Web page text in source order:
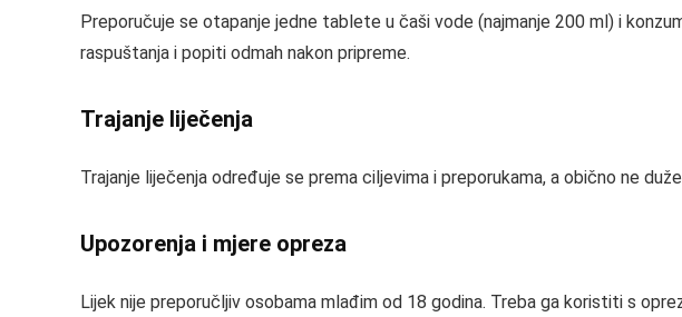
Preporučuje se otapanje jedne tablete u čaši vode (najmanje 200 ml) i
raspuštanja i popiti odmah nakon pripreme.
Trajanje liječenja
Trajanje liječenja određuje se prema ciljevima i preporukama, a obično ne
Upozorenja i mjere opreza
Lijek nije preporučljiv osobama mlađim od 18 godina. Treba ga koristiti s